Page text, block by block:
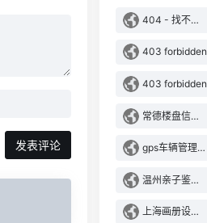
发表评论
404 - 找不到文件或目录。
403 forbidden
403 forbidden
常德楼盘信息-常德房价-常德新房-常德房源网
gps车辆管理系统_北斗卫星gps定位系统_车辆视频监控_油耗监控_违章etc油卡_车队管家
温州亲子鉴定，温州司法亲子鉴定中心【官网】
上海画册设计公司|上海名片设计印刷|宣传页|海报|广告纸杯|包装设计|手提袋|不干胶印刷厂家【专业 高效】智淇网络